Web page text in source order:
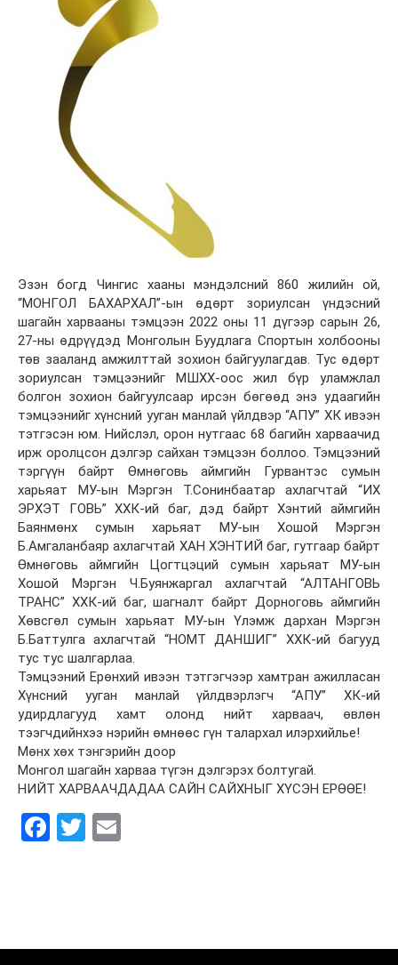
Эзэн богд Чингис хааны мэндэлсний 860 жилийн ой,
“МОНГОЛ БАХАРХАЛ”-ын өдөрт зориулсан үндэсний
шагайн харвааны тэмцээн 2022 оны 11 дүгээр сарын 26,
27-ны өдрүүдэд Монголын Буудлага Спортын холбооны
төв зааланд амжилттай зохион байгуулагдав. Тус өдөрт
зориулсан тэмцээнийг МШХХ-оос жил бүр уламжлал
болгон зохион байгуулсаар ирсэн бөгөөд энэ удаагийн
тэмцээнийг хүнсний ууган манлай үйлдвэр “АПУ” ХК ивээн
тэтгэсэн юм. Нийслэл, орон нутгаас 68 багийн харваачид
ирж оролцсон дэлгэр сайхан тэмцээн боллоо. Тэмцээний
тэргүүн байрт Өмнөговь аймгийн Гурвантэс сумын
харьяат МУ-ын Мэргэн Т.Сонинбаатар ахлагчтай “ИХ
ЭРХЭТ ГОВЬ” ХХК-ий баг, дэд байрт Хэнтий аймгийн
Баянмөнх сумын харьяат МУ-ын Хошой Мэргэн
Б.Амгаланбаяр ахлагчтай ХАН ХЭНТИЙ баг, гутгаар байрт
Өмнөговь аймгийн Цогтцэций сумын харьяат МУ-ын
Хошой Мэргэн Ч.Буянжаргал ахлагчтай “АЛТАНГОВЬ
ТРАНС” ХХК-ий баг, шагналт байрт Дорноговь аймгийн
Хөвсгөл сумын харьяат МУ-ын Үлэмж дархан Мэргэн
Б.Баттулга ахлагчтай “НОМТ ДАНШИГ” ХХК-ий багууд
тус тус шалгарлаа.
Тэмцээний Ерөнхий ивээн тэтгэгчээр хамтран ажилласан
Хүнсний ууган манлай үйлдвэрлэгч “АПУ” ХК-ий
удирдлагууд хамт олонд нийт харваач, өвлөн
тээгчдийнхээ нэрийн өмнөөс гүн талархал илэрхийлье!
Мөнх хөх тэнгэрийн доор
Монгол шагайн харваа түгэн дэлгэрэх болтугай.
НИЙТ ХАРВААЧДАДАА САЙН САЙХНЫГ ХҮСЭН ЕРӨӨЕ!
Facebook
Twitter